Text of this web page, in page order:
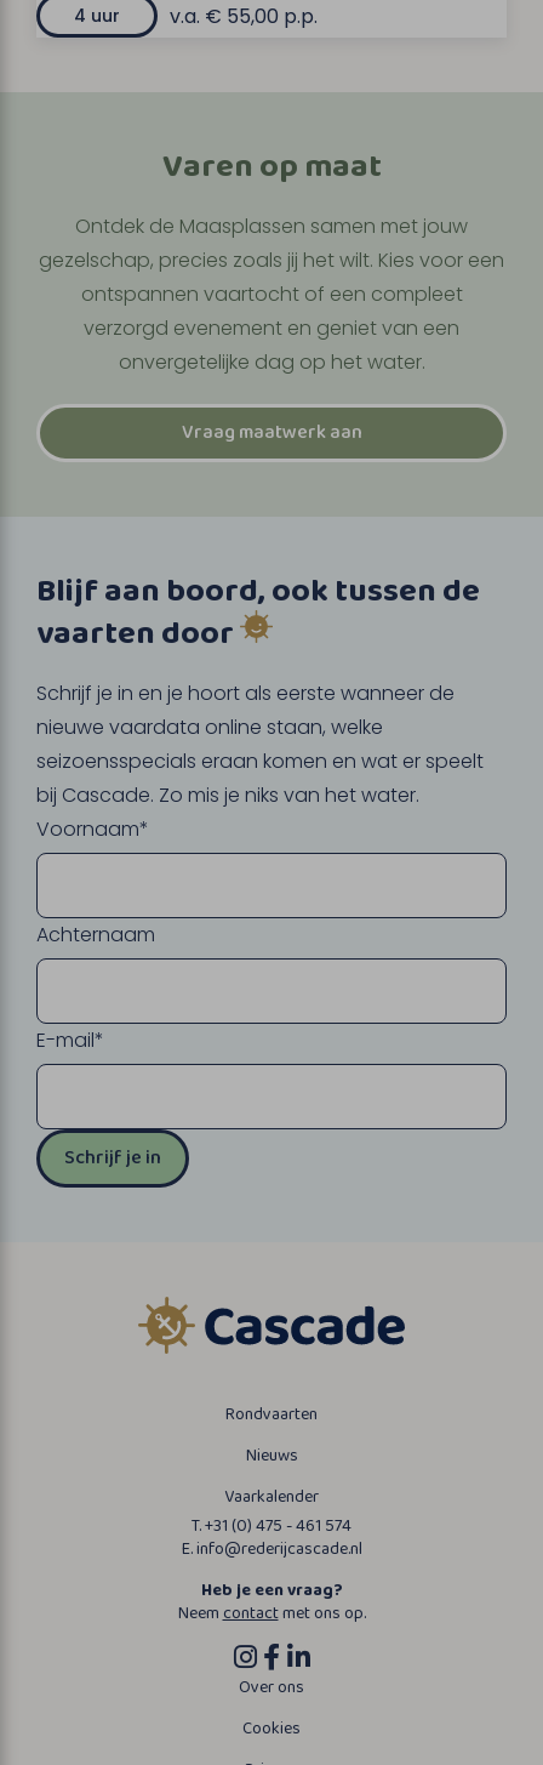
4 uur
v.a. € 55,00 p.p.
Varen op maat
Ontdek de Maasplassen samen met jouw
gezelschap, precies zoals jij het wilt. Kies voor een
ontspannen vaartocht of een compleet
verzorgd evenement en geniet van een
onvergetelijke dag op het water.
Vraag maatwerk aan
Blijf aan boord, ook tussen de
vaarten door
Schrijf je in en je hoort als eerste wanneer de
nieuwe vaardata online staan, welke
seizoensspecials eraan komen en wat er speelt
bij Cascade. Zo mis je niks van het water.
Voornaam*
Achternaam
E-mail*
Schrijf je in
Rondvaarten
Nieuws
Vaarkalender
T. +31 (0) 475 - 461 574
E. info@rederijcascade.nl
Heb je een vraag?
Neemcontactmet ons op.
Over ons
Cookies